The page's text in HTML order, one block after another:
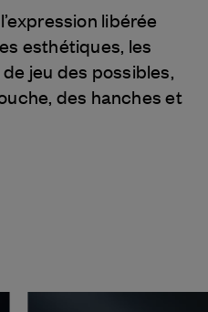
libérée
esthétiques, les
jeu des possibles,
des hanches et